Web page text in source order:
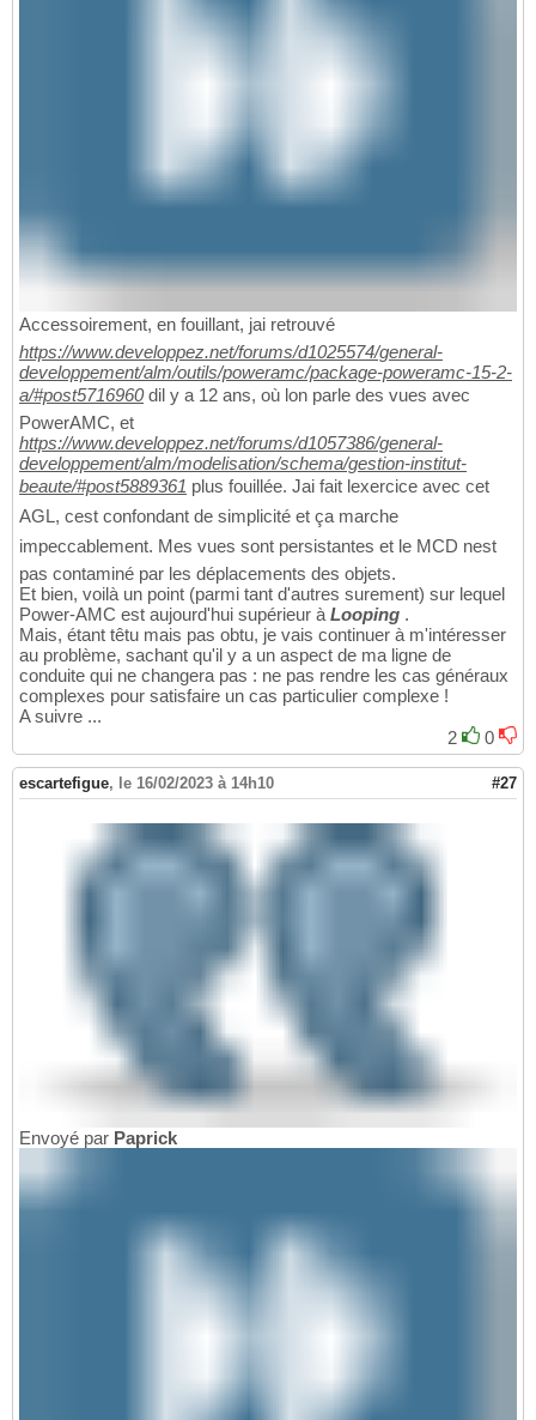
Accessoirement, en fouillant, jai retrouvé
https://www.developpez.net/forums/d1025574/general-
developpement/alm/outils/poweramc/package-poweramc-15-2-
a/#post5716960dil y a 12 ans, où lon parle des vues avec
PowerAMC, et
https://www.developpez.net/forums/d1057386/general-
developpement/alm/modelisation/schema/gestion-institut-
beaute/#post5889361 plus fouillée. Jai fait lexercice avec cet
AGL, cest confondant de simplicité et ça marche
impeccablement. Mes vues sont persistantes et le MCD nest
pas contaminé par les déplacements des objets.
Et bien, voilà un point (parmi tant d'autres surement) sur lequel
Power-AMC est aujourd'hui supérieur à Looping .
Mais, étant têtu mais pas obtu, je vais continuer à m'intéresser
au problème, sachant qu'il y a un aspect de ma ligne de
conduite qui ne changera pas : ne pas rendre les cas généraux
complexes pour satisfaire un cas particulier complexe !
A suivre ...
2
0
escartefigue, le 16/02/2023 à 14h10 #27
Envoyé par Paprick